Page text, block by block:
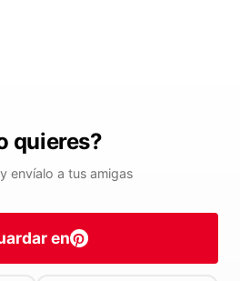
quieres?
envíalo a tus amigas
en